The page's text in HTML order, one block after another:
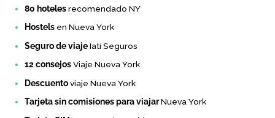
80 hotelesrecomendado NY
Hostels en Nueva York
Seguro de viajeIati Seguros
12 consejosViaje Nueva York
Descuentoviaje Nueva York
Tarjeta sin comisiones para viajarNueva York